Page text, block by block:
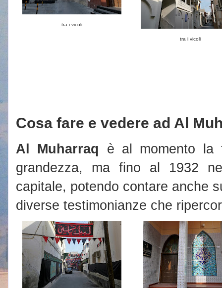
tra i vicoli
tra i vicoli
Cosa fare e vedere ad Al
Al Muharraq è al momento la
grandezza, ma fino al 1932
capitale, potendo contare anche
diverse testimonianze che